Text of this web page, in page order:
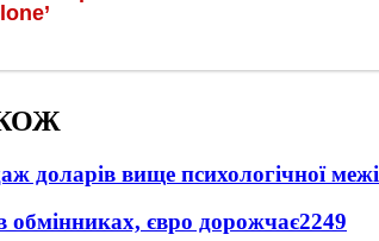
доларів вище психологічної межі
обмінниках, євро дорожчає2249